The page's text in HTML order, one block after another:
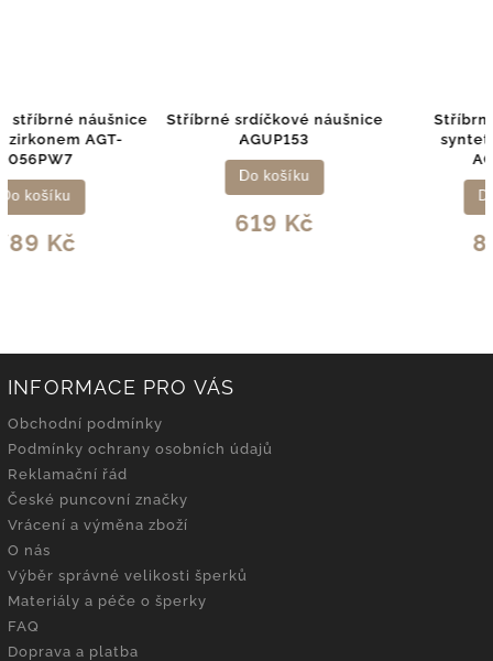
Stříbrné srdíčkové náušnice
AGUP153
Stříbrné náušnice se
syntetickými opály
INFORMACE PRO VÁS
Obchodní podmínky
Podmínky ochrany osobních údajů
Reklamační řád
České puncovní značky
Vrácení a výměna zboží
O nás
Výběr správné velikosti šperků
Materiály a péče o šperky
FAQ
Doprava a platba